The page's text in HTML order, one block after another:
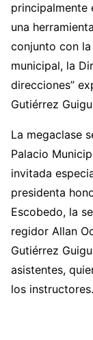
principalmente
una
conjunto con
municipal, la
direcciones”
Gutiérrez
La megaclase
Palacio
invitada
presidenta
Escobedo, la
regidor Allan
Gutiérrez
asistentes,
los instructores.